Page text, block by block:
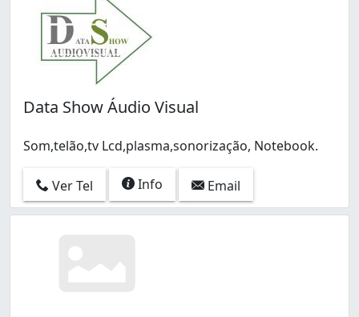
Data Show Áudio Visual
Som,telão,tv Lcd,plasma,sonorização, Notebook.
Ver Tel Info Email